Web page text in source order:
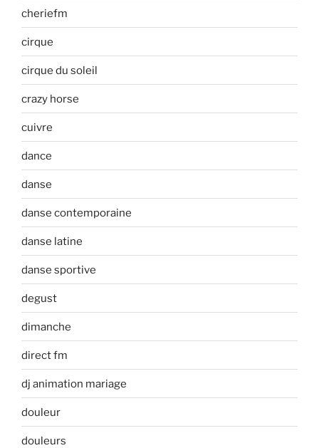
cheriefm
cirque
cirque du soleil
crazy horse
cuivre
dance
danse
danse contemporaine
danse latine
danse sportive
degust
dimanche
direct fm
dj animation mariage
douleur
douleurs